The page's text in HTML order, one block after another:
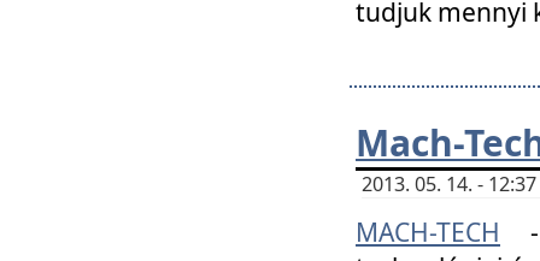
tudjuk mennyi
Mach-
2013. 05. 14. -
MACH-TECH